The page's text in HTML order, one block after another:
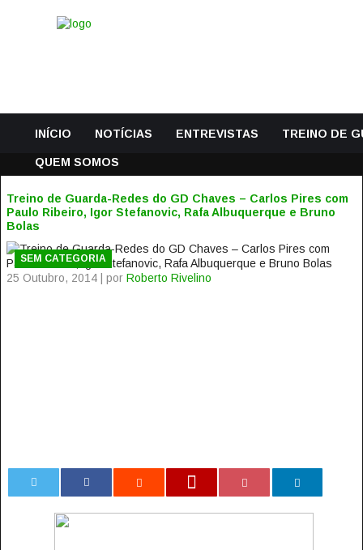
INÍCIO NOTÍCIAS ENTREVISTAS TREINO DE
QUEM SOMOS
Treino de Guarda-Redes do GD Chaves – Carlos Pires com
Paulo Ribeiro, Igor Stefanovic, Rafa Albuquerque e Bruno
Bolas
25 Outubro, 2014 | por Roberto Rivelino
SEM CATEGORIA
0